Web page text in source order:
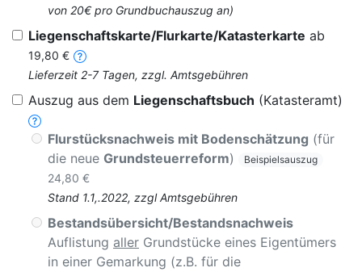
von 20€ pro Grundbuchauszug an)
Liegenschaftskarte/Flurkarte/Katasterkarte ab
19,80 €
Lieferzeit 2-7 Tagen, zzgl. Amtsgebühren
Auszug aus dem Liegenschaftsbuch (Katasteramt)
Flurstücksnachweis mit Bodenschätzung (für
die neue Grundsteuerreform) Beispielsauszug
24,80 €
Stand 1.1,.2022, zzgl Amtsgebühren
Bestandsübersicht/Bestandsnachweis
Auflistung aller Grundstücke eines Eigentümers
in einer Gemarkung (z.B. für die